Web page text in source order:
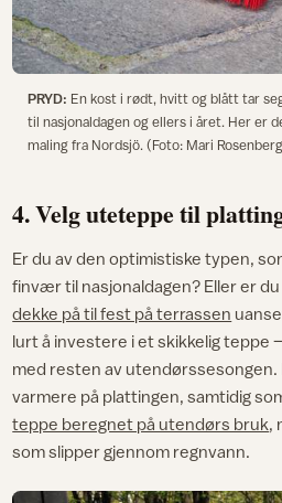
PRYD: En kost i rødt, hvitt og blått tar
til nasjonaldagen og ellers i året. Her er
maling fra Nordsjö. (Foto: Mari
4. Velg uteteppe til
Er du av den optimistiske typen,
finvær til nasjonaldagen? Eller er
dekke på til fest på terrassen
lurt å investere i et skikkelig teppe
med resten av
varmere på plattingen, samtidig
teppe beregnet på utendørs bruk,
som slipper gjennom regnvann.